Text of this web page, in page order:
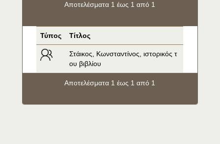
Αποτελέσματα 1 έως 1 από 1
Τύπος Τίτλος
Στάικος, Κωνσταντίνος, ιστορικός τ
ου βιβλίου
Αποτελέσματα 1 έως 1 από 1